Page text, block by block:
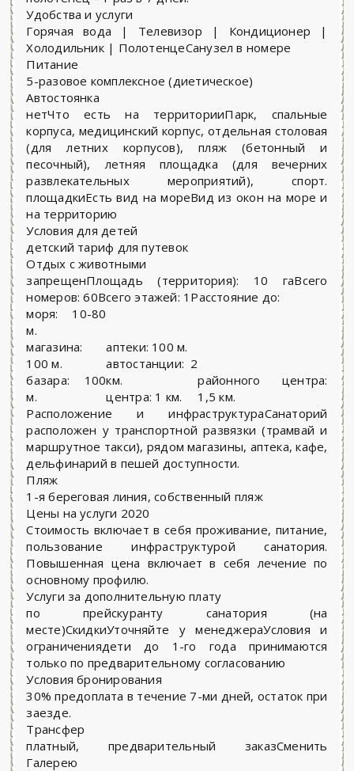
Удобства и услуги
Горячая вода | Телевизор | Кондиционер |
Холодильник | ПолотенцеСанузел в номере
Питание
5-разовое комплексное (диетическое)
Автостоянка
нетЧто есть на территорииПарк, спальные
корпуса, медицинский корпус, отдельная столовая
(для летних корпусов), пляж (бетонный и
песочный), летняя площадка (для вечерних
развлекательных мероприятий), спорт.
площадкиЕсть вид на мореВид из окон на море и
на территорию
Условия для детей
детский тариф для путевок
Отдых с животными
запрещенПлощадь (территория): 10 гаВсего
номеров: 60Всего этажей: 1Расстояние до:
моря: 10-80
м.
магазина:
100 м.
базара: 100
м.
аптеки: 100 м.
автостанции: 2
км.
центра: 1 км.
районного центра:
1,5 км.
Расположение и инфраструктураСанаторий
расположен у транспортной развязки (трамвай и
маршрутное такси), рядом магазины, аптека, кафе,
дельфинарий в пешей доступности.
Пляж
1-я береговая линия, собственный пляж
Цены на услуги 2020
Стоимость включает в себя проживание, питание,
пользование инфраструктурой санатория.
Повышенная цена включает в себя лечение по
основному профилю.
Услуги за дополнительную плату
по прейскуранту санатория (на
месте)СкидкиУточняйте у менеджераУсловия и
ограничениядети до 1-го года принимаются
только по предварительному согласованию
Условия бронирования
30% предоплата в течение 7-ми дней, остаток при
заезде.
Трансфер
платный, предварительный заказСменить
Галерею